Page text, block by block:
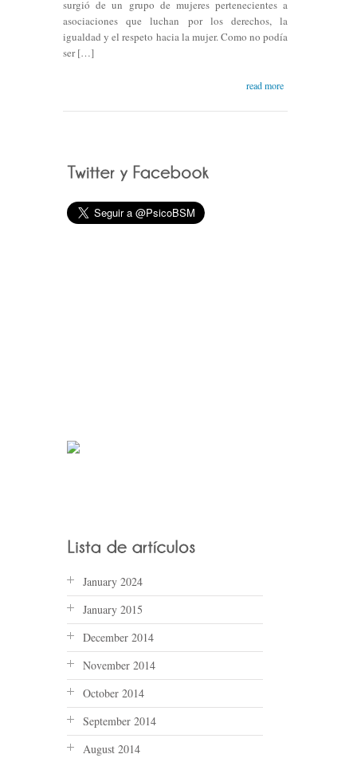
surgió de un grupo de mujeres pertenecientes a
asociaciones que luchan por los derechos, la
igualdad y el respeto hacia la mujer. Como no podía
ser […]
read more
January 2024
January 2015
December 2014
November 2014
October 2014
September 2014
August 2014